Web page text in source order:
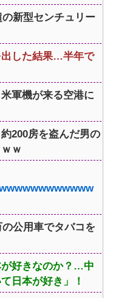
新型センチュリー
出した結果…半年で
軍機が来る空港に
200房を盗んだ男の
ｗ
の公用車でタバコを
好きなのか？…中
日本が好き」！